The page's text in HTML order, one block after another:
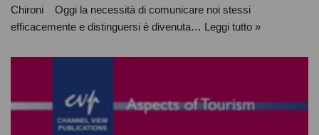
Chironi Oggi la necessità di comunicare noi stessi
efficacemente e distinguersi è divenuta… Leggi tutto »